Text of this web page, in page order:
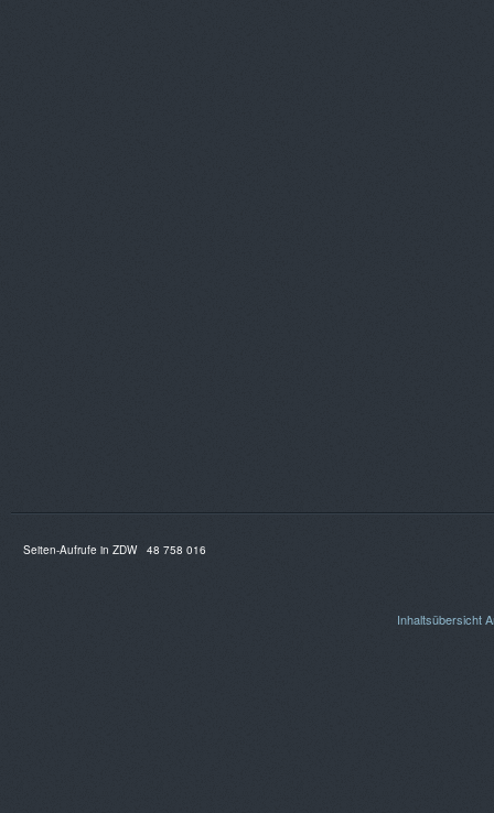
Seiten-Aufrufe in ZDW 48 758 016
Inhaltsübersicht